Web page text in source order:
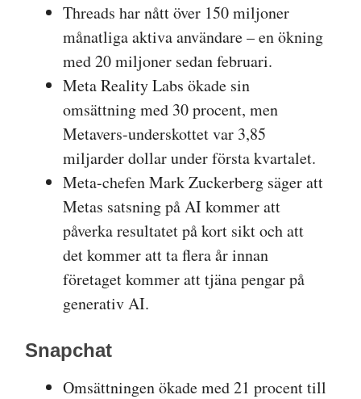
Threads har nått över 150 miljoner
månatliga aktiva användare – en ökning
med 20 miljoner sedan februari.
Meta Reality Labs ökade sin
omsättning med 30 procent, men
Metavers-underskottet var 3,85
miljarder dollar under första kvartalet.
Meta-chefen Mark Zuckerberg säger att
Metas satsning på AI kommer att
påverka resultatet på kort sikt och att
det kommer att ta flera år innan
företaget kommer att tjäna pengar på
generativ AI.
Snapchat
Omsättningen ökade med 21 procent till